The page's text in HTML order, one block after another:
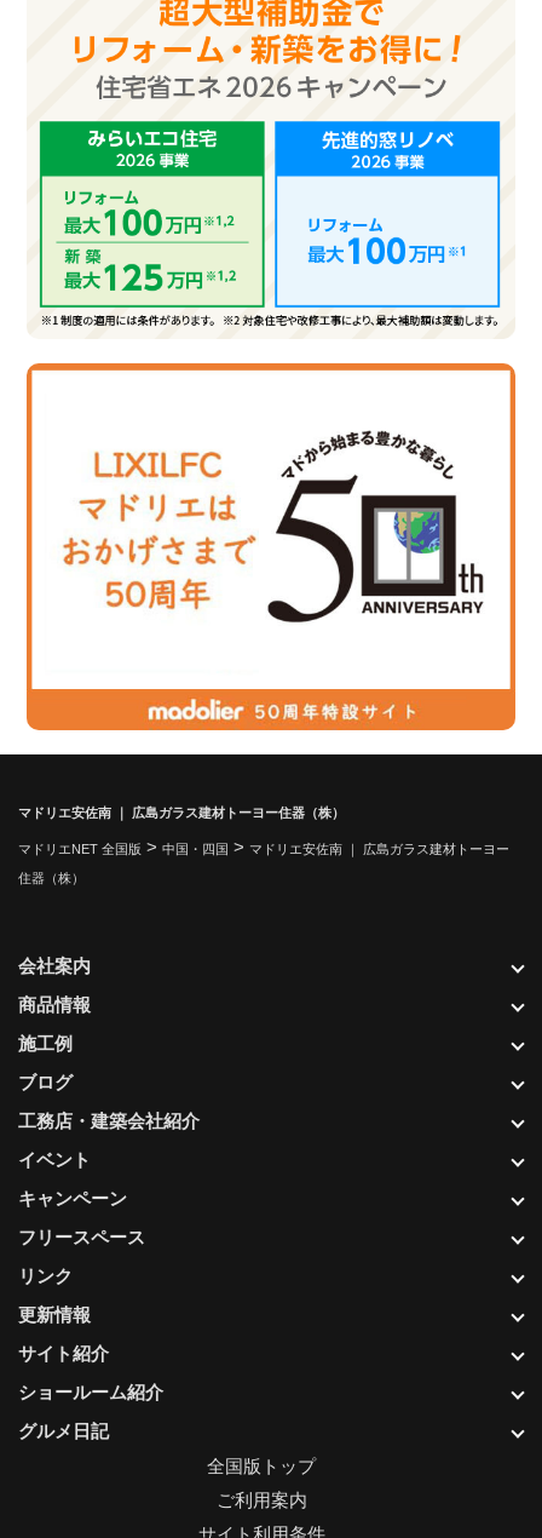
マドリエ安佐南 ｜ 広島ガラス建材トーヨー住器（株）
マドリエNET 全国版 > 中国・四国 > マドリエ安佐南 ｜ 広島ガラス建材トーヨー
住器（株）
更新情報
サイト紹介
ショールーム紹介
グルメ日記
会社案内
商品情報
施工例
ブログ
工務店・建築会社紹介
イベント
キャンペーン
フリースペース
リンク
全国版トップ
ご利用案内
サイト利用条件